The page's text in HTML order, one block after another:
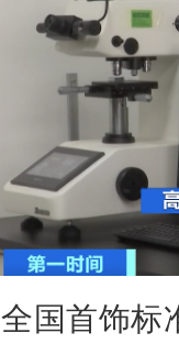
全国首饰标